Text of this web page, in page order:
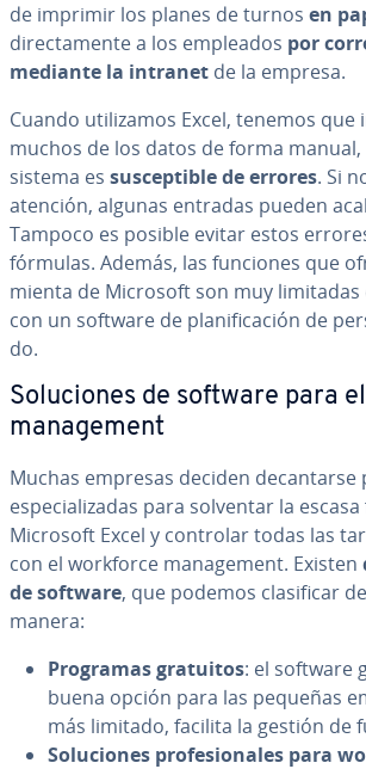
de imprimir los planes de turnos en
di­re­c­ta­me­n­te a los empleados por
mediante la intranet de la empresa.
Cuando uti­li­za­mos Excel, tenemos
muchos de los datos de forma
sistema es su­s­ce­p­ti­ble de errores. Si
atención, algunas entradas pueden
Tampoco es posible evitar estos
fórmulas. Además, las funciones que
mie­n­ta de Microsoft son muy
con un software de pla­ni­fi­ca­ción de
do.
So­lu­cio­nes de software para
ma­na­ge­me­nt
Muchas empresas deciden
es­pe­cia­li­za­das para solventar la
Microsoft Excel y controlar todas las
con el workforce ma­na­ge­me­nt. Existen
de software, que podemos cla­si­fi­car
manera:
Programas gratuitos: el software
buena opción para las pequeñas
más limitado, facilita la gestión de
So­lu­cio­nes pro­fe­sio­na­les para